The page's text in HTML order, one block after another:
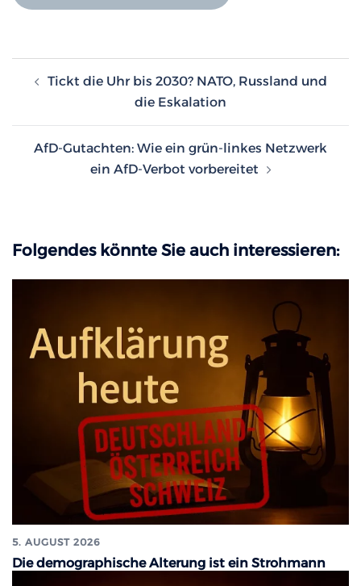
Tickt die Uhr bis 2030? NATO, Russland und
die Eskalation
AfD-Gutachten: Wie ein grün-linkes Netzwerk
ein AfD-Verbot vorbereitet
Folgendes könnte Sie auch interessieren:
5. AUGUST 2026
Die demographische Alterung ist ein Strohmann